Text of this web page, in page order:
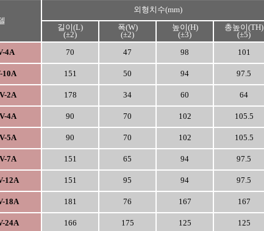
외형치수(mm)
길이(L)
(±2)
폭(W)
(±2)
높이(H)
(±3)
총높이(TH)
(±5)
4A
70 47 98 101
10A 151 50 94 97.5
2A 178 34 60 64
4A 90 70 102 105.5
5A 90 70 102 105.5
7A 151 65 94 97.5
12A 151 95 94 97.5
18A 181 76 167 167
24A 166 175 125 125